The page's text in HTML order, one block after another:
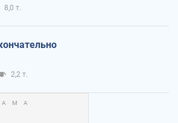
8,0 т.
2,2 т.